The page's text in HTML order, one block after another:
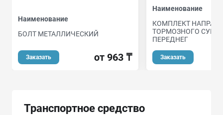
Наименование
БОЛТ МЕТАЛЛИЧЕСКИЙ
Заказать от 963 ₸
Наименование
КОМПЛЕКТ
ТОРМОЗНОГО
ПЕРЕДНЕГ
Заказать
Транспортное средство